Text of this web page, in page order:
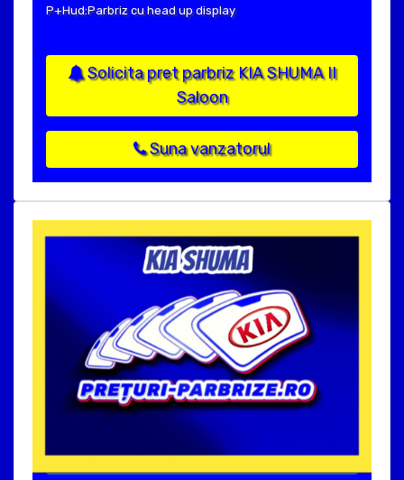
P+Hud:Parbriz cu head up display
Solicita pret parbriz KIA SHUMA II
Saloon
Suna vanzatorul